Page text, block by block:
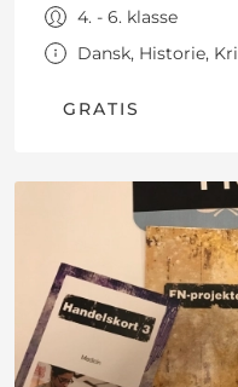
4. - 6. klasse
Dansk, Historie,
GRATIS